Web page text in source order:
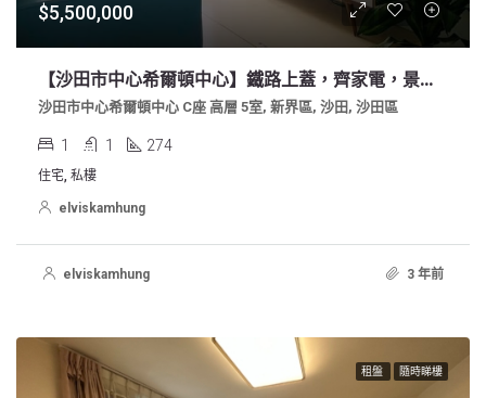
$5,500,000
【沙田市中心希爾頓中心】鐵路上蓋，齊家電，景觀開揚
沙田市中心希爾頓中心 C座 高層 5室, 新界區, 沙田, 沙田區
1 1 274
住宅, 私樓
elviskamhung
elviskamhung 3 年前
租盤 隨時睇樓